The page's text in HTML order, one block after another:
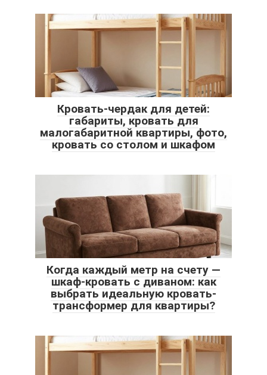
Кровать-чердак для детей:
габариты, кровать для
малогабаритной квартиры, фото,
кровать со столом и шкафом
Когда каждый метр на счету —
шкаф-кровать с диваном: как
выбрать идеальную кровать-
трансформер для квартиры?